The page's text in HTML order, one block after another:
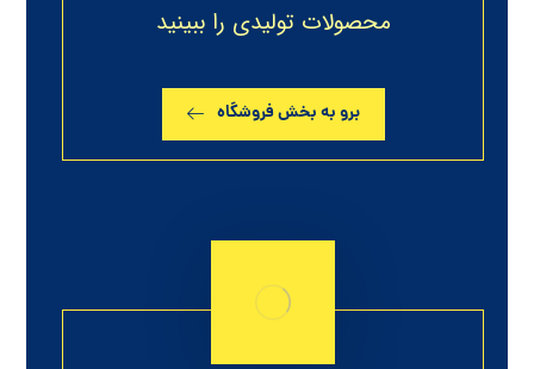
محصولات تولیدی را ببینید
برو به بخش فروشگاه